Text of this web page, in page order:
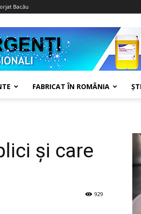
Bacău
FABRICAT ÎN ROMÂNIA
și care
929